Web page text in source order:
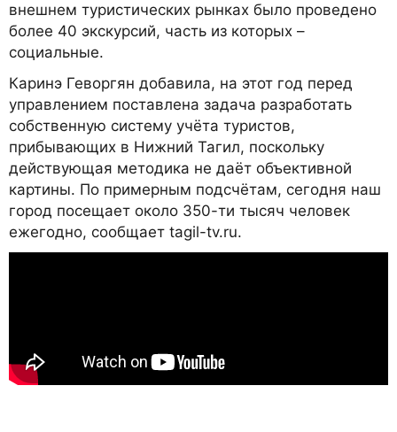
внешнем туристических рынках было проведено
более 40 экскурсий, часть из которых –
социальные.
Каринэ Геворгян добавила, на этот год перед
управлением поставлена задача разработать
собственную систему учёта туристов,
прибывающих в Нижний Тагил, поскольку
действующая методика не даёт объективной
картины. По примерным подсчётам, сегодня наш
город посещает около 350-ти тысяч человек
ежегодно, сообщает tagil-tv.ru.